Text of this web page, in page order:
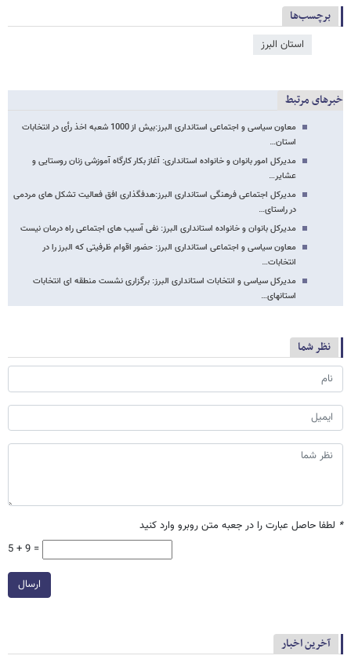
برچسب‌ها
استان البرز
خبرهای مرتبط
معاون سیاسی و اجتماعی استانداری البرز:بیش از 1000 شعبه اخذ رأی در انتخابات
استان…
مدیرکل امور بانوان و خانواده استانداری: آغاز بکار کارگاه آموزشی زنان روستایی و
عشایر…
مدیرکل اجتماعی فرهنگی استانداری البرز:هدفگذاری افق فعالیت تشکل های مردمی
در راستای…
مدیرکل بانوان و خانواده استانداری البرز: نفی آسیب های اجتماعی راه درمان نیست
معاون سیاسی و اجتماعی استانداری البرز: حضور اقوام ظرفیتی که البرز را در
انتخابات…
مدیرکل سیاسی و انتخابات استانداری البرز: برگزاری نشست منطقه ای انتخابات
استانهای…
نظر شما
* لطفا حاصل عبارت را در جعبه متن روبرو وارد کنید
5 + 9 =
ارسال
آخرین اخبار